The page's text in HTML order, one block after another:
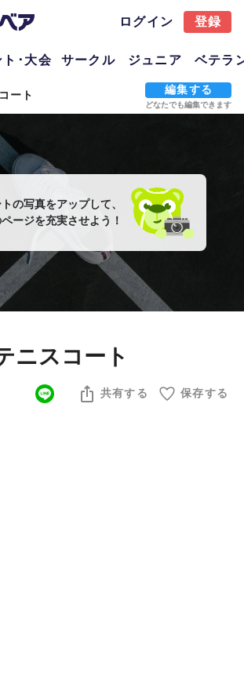
ログイン 登録
ト･大会 サークル ジュニア ベテラ
ート 編集する
どなたでも編集できます
の写真をアップして、
ージを充実させよう！
ニスコート
共有する 保存する